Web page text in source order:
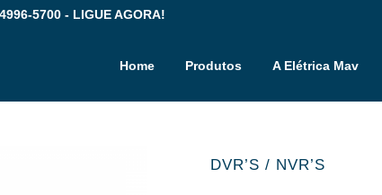
5700 - LIGUE AGORA!
Home Produtos A Elétrica Mav
DVR’S / NVR’S